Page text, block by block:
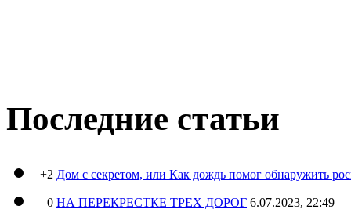
Последние статьи
+2 Дом с секретом, или Как дождь помог обнаружить
0 НА ПЕРЕКРЕСТКЕ ТРЕХ ДОРОГ 6.07.2023, 22:49